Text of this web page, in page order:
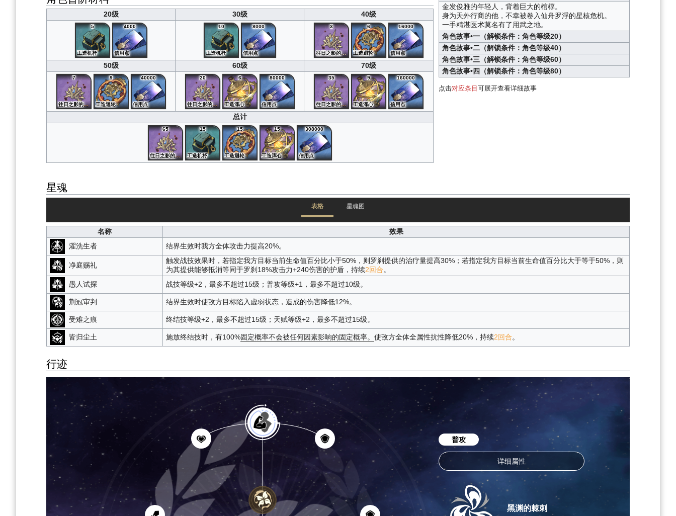
20级 30级 40级
5
工造机杼
4000
信用点
10
工造机杼
8000
信用点
3
往日之影的金饰
6
工造迴轮
16000
信用点
50级 60级 70级
7
往日之影的金饰
9
工造迴轮
40000
信用点
20
往日之影的金饰
6
工造浑心
80000
信用点
35
往日之影的金饰
9
工造浑心
160000
信用点
总计
65
往日之影的金饰
15
工造机杼
15
工造迴轮
15
工造浑心
308000
信用点
金发俊雅的年轻人，背着巨大的棺椁。
身为天外行商的他，不幸被卷入仙舟罗浮的星核危机。
一手精湛医术莫名有了用武之地。
角色故事•一（解锁条件：角色等级20）
角色故事•二（解锁条件：角色等级40）
角色故事•三（解锁条件：角色等级60）
角色故事•四（解锁条件：角色等级80）
点击对应条目 可展开查看详细故事
星魂
表格 星魂图
名称
效果
濯洗生者
结界生效时我方全体攻击力提高20%。
净庭赐礼
触发战技效果时，若指定我方目标当前生命值百分比小于50%，则罗刹提供的治疗量提高30%；若指定我方目标当前生命值百分比大于等于50%，则
为其提供能够抵消等同于罗刹18%攻击力+240伤害的护盾，持续2回合。
愚人试探
战技等级+2，最多不超过15级；普攻等级+1，最多不超过10级。
荆冠审判 结界生效时使敌方目标陷入虚弱状态，造成的伤害降低12%。
受难之痕 终结技等级+2，最多不超过15级；天赋等级+2，最多不超过15级。
皆归尘土 施放终结技时，有100%固定概率不会被任何因素影响的固定概率。 使敌方全体全属性抗性降低20%，持续2回合。
行迹
普攻
详细属性
黑渊的棘刺